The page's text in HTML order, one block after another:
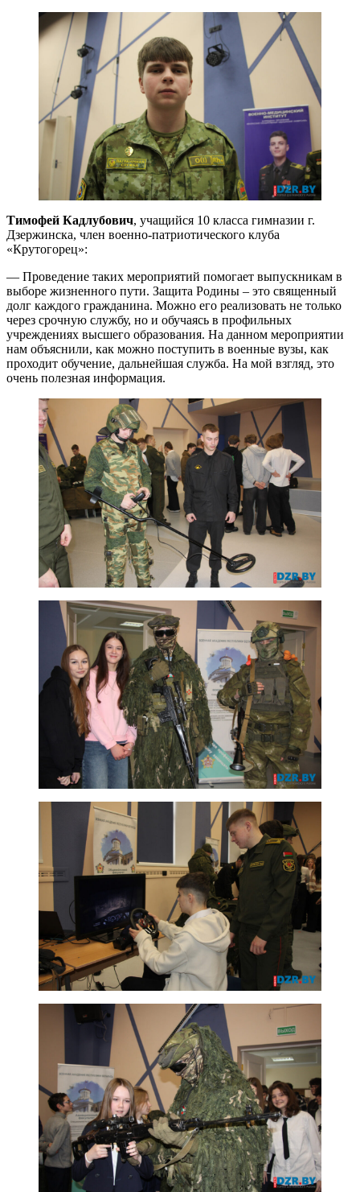
Тимофей Кадлубович, учащийся 10 класса гимназии г.
Дзержинска, член военно-патриотического клуба
«Крутогорец»:
— Проведение таких мероприятий помогает выпускникам в
выборе жизненного пути. Защита Родины – это священный
долг каждого гражданина. Можно его реализовать не только
через срочную службу, но и обучаясь в профильных
учреждениях высшего образования. На данном мероприятии
нам объяснили, как можно поступить в военные вузы, как
проходит обучение, дальнейшая служба. На мой взгляд, это
очень полезная информация.